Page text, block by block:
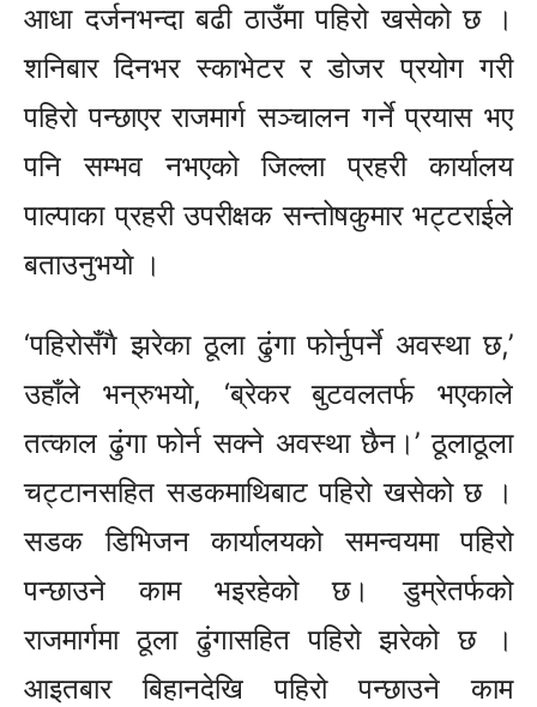
आधा दर्जनभन्दा बढी ठाउँमा पहिरो खसेको छ ।
शनिबार दिनभर स्काभेटर र डोजर प्रयोग गरी
पहिरो पन्छाएर राजमार्ग सञ्चालन गर्ने प्रयास भए
पनि सम्भव नभएको जिल्ला प्रहरी कार्यालय
पाल्पाका प्रहरी उपरीक्षक सन्तोषकुमार भट्टराईले
बताउनुभयाे ।
‘पहिरोसँगै झरेका ठूला ढुंगा फोर्नुपर्ने अवस्था छ,’
उहाँले भन्रुभयाे, ‘ब्रेकर बुटवलतर्फ भएकाले
तत्काल ढुंगा फोर्न सक्ने अवस्था छैन।’ ठूलाठूला
चट्टानसहित सडकमाथिबाट पहिरो खसेको छ ।
सडक डिभिजन कार्यालयको समन्वयमा पहिरो
पन्छाउने काम भइरहेको छ। डुम्रेतर्फको
राजमार्गमा ठूला ढुंगासहित पहिरो झरेको छ ।
आइतबार बिहानदेखि पहिरो पन्छाउने काम